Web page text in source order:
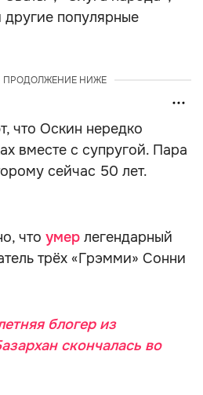
популярные
ПРОДОЛЖЕНИЕ НИЖЕ
что Оскин нередко
вместе с супругой. Пара
сейчас 50 лет.
что умер легендарный
трёх «Грэмми» Сонни
блогер из
скончалась во